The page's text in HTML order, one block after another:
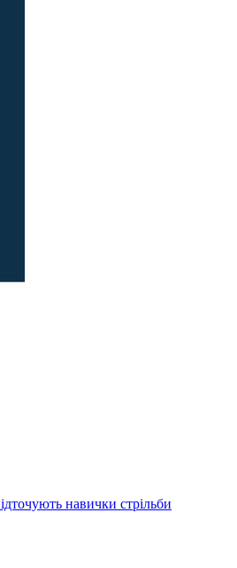
навички стрільби